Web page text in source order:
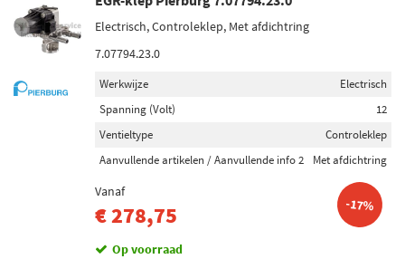
Electrisch, Controleklep, Met afdichtring
7.07794.23.0
Werkwijze
Electrisch
Spanning (Volt)
12
Ventieltype
Controleklep
Aanvullende artikelen / Aanvullende info 2
Met afdichtring
Vanaf
€ 278,75 -17%
Op voorraad